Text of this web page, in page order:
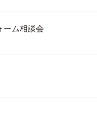
ーム相談会